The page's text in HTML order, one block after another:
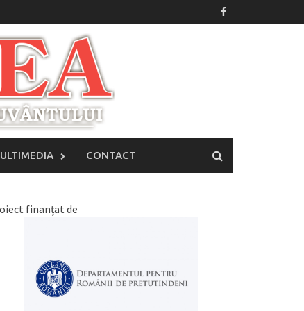
CONTACT
finanțat de